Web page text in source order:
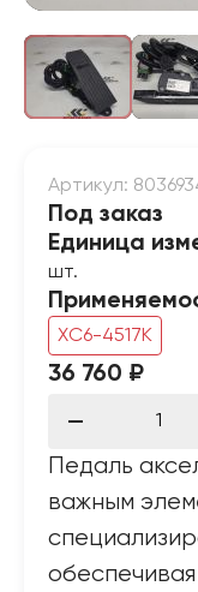
Артикул:
Под заказ
Единица
шт.
XC6-4517K
36 760 ₽
Педаль
важным